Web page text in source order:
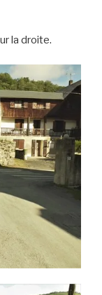
la droite.